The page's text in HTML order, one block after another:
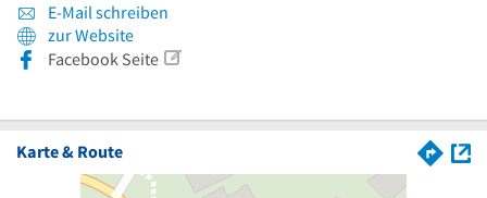
E-Mail schreiben
zur Website
Facebook Seite
Karte & Route